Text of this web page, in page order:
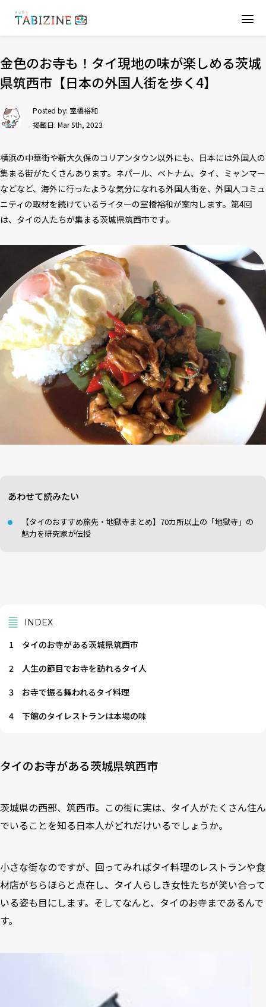
金色のお寺も！タイ現地の味が楽しめる茨城
県筑西市【日本の外国人街を歩く4】
Posted by: 室橋裕和
掲載日: Mar 5th, 2023
横浜の中華街や新大久保のコリアンタウン以外にも、日本には外国人の
集まる街がたくさんあります。ネパール、ベトナム、タイ、ミャンマー
などなど、海外に行ったような気分になれる外国人街を、外国人コミュ
ニティの取材を続けているライターの室橋裕和が案内します。第4回
は、タイの人たちが集まる茨城県筑西市です。
あわせて読みたい
【タイのおすすめ旅先・地獄寺まとめ】70カ所以上の「地獄寺」の
魅力を研究家が伝授
INDEX
1
タイのお寺がある茨城県筑西市
2
人生の節目でお寺を訪れるタイ人
3
お寺で振る舞われるタイ料理
4
下館のタイレストランは本場の味
タイのお寺がある茨城県筑西市
茨城県の西部、筑西市。この街に実は、タイ人がたくさん住ん
でいることを知る日本人がどれだけいるでしょうか。
小さな街なのですが、回ってみればタイ料理のレストランや食
材店がちらほらと点在し、タイ人らしき女性たちが笑い合って
いる姿も目にします。そしてなんと、タイのお寺まであるんで
す。